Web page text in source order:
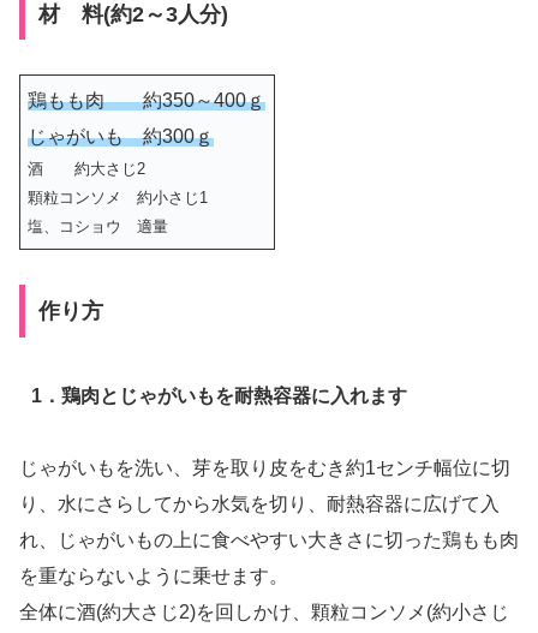
材 料(約2～3人分)
鶏もも肉 約350～400ｇ
じゃがいも 約300ｇ
酒 約大さじ2
顆粒コンソメ 約小さじ1
塩、コショウ 適量
作り方
1．鶏肉とじゃがいもを耐熱容器に入れます
じゃがいもを洗い、芽を取り皮をむき約1センチ幅位に切
り、水にさらしてから水気を切り、耐熱容器に広げて入
れ、じゃがいもの上に食べやすい大きさに切った鶏もも肉
を重ならないように乗せます。
全体に酒(約大さじ2)を回しかけ、顆粒コンソメ(約小さじ